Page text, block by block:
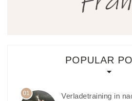
POPULAR
01
Verladetraining in